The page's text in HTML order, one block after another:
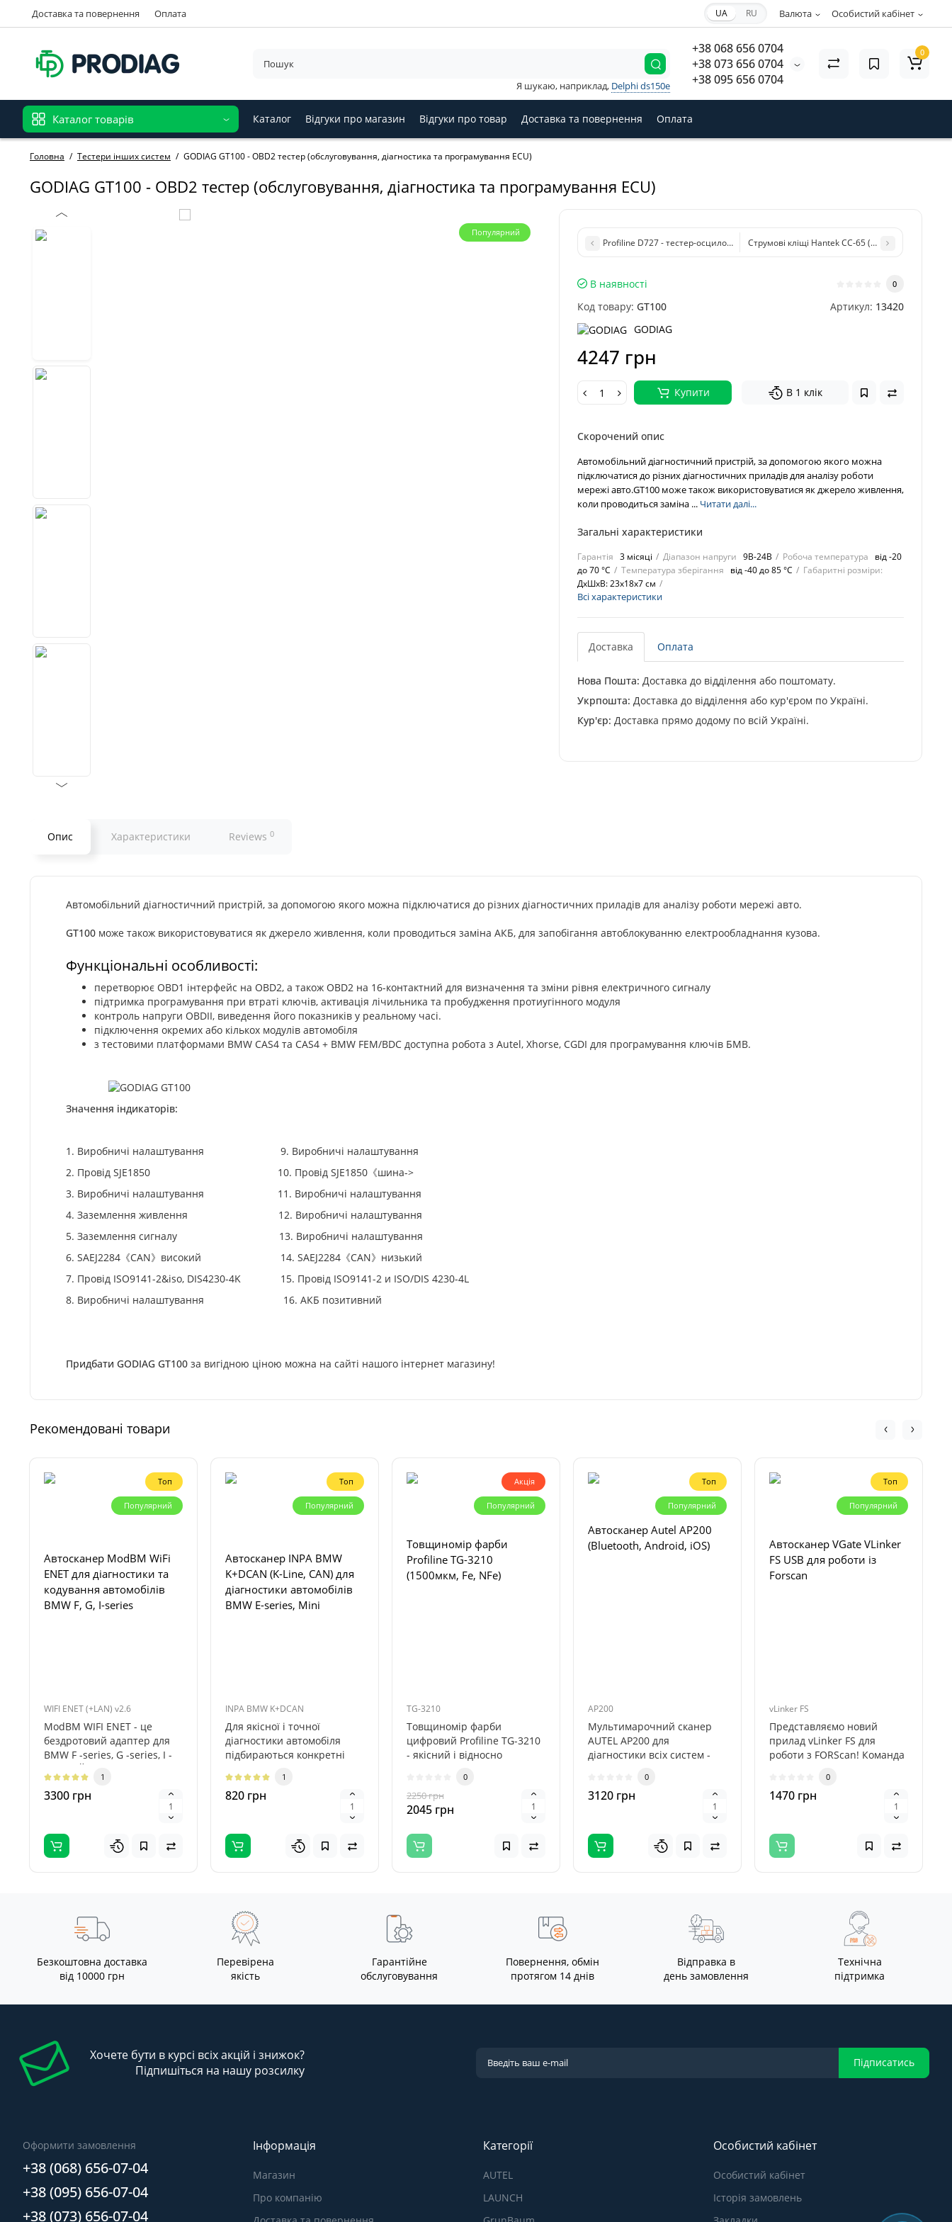
Доставка та повернення Оплата Особистий кабінет
Валюта
UA RU
+38 068 656 0704
+38 073 656 0704
+38 095 656 0704
Я шукаю, наприклад, Delphi ds150e
0
Каталог товарів Каталог Відгуки про магазин Відгуки про товар Доставка та повернення Оплата
Головна Тестери інших систем GODIAG GT100 - OBD2 тестер (обслуговування, діагностика та програмування ECU)
GODIAG GT100 - OBD2 тестер (обслуговування, діагностика та програмування ECU)
Популярний
Profiline D727 - тестер-осцилограф Струмові кліщі Hantek CC-65 (20kHz, 65A) для
В наявності 0
Код товару: GT100 Артикул: 13420
GODIAG
4247 грн
Купити В 1 клік
Скорочений опис
Автомобільний діагностичний пристрій, за допомогою якого можна
підключатися до різних діагностичних приладів для аналізу роботи
мережі авто.GT100 може також використовуватися як джерело живлення,
коли проводиться заміна ... Читати далі...
Загальні характеристики
Гарантія 3 місяці Діапазон напруги 9В-24В Робоча температура
від -20
до 70 °C
Температура зберігання від -40 до 85 °C
Габаритні розміри:
ДхШхВ: 23х18х7 см
Всі характеристики
Доставка Оплата
Нова Пошта: Доставка до відділення або поштомату.
Укрпошта: Доставка до відділення або кур'єром по Україні.
Кур'єр: Доставка прямо додому по всій Україні.
Опис Характеристики Reviews 0
Автомобільний діагностичний пристрій, за допомогою якого можна підключатися до різних діагностичних приладів для аналізу роботи мережі авто.
GT100 може також використовуватися як джерело живлення, коли проводиться заміна АКБ, для запобігання автоблокуванню електрообладнання кузова.
Функціональні особливості:
перетворює OBD1 інтерфейс на OBD2, а також OBD2 на 16-контактний для визначення та зміни рівня електричного сигналу
підтримка програмування при втраті ключів, активація лічильника та пробудження протиугінного модуля
контроль напруги OBDII, виведення його показників у реальному часі.
підключення окремих або кількох модулів автомобіля
з тестовими платформами BMW CAS4 та CAS4 + BMW FEM/BDC доступна робота з Autel, Xhorse, CGDI для програмування ключів БМВ.
Значення індикаторів:
1. Виробничі налаштування 9. Виробничі налаштування
2. Провід SJE1850 10. Провід SJE1850《шина->
3. Виробничі налаштування 11. Виробничі налаштування
4. Заземлення живлення 12. Виробничі налаштування
5. Заземлення сигналу 13. Виробничі налаштування
6. SAEJ2284《CAN》високий 14. SAEJ2284《CAN》низький
7. Провід ISO9141-2&iso, DIS4230-4K 15. Провід ISO9141-2 и ISO/DIS 4230-4L
8. Виробничі налаштування 16. АКБ позитивний
Придбати GODIAG GT100 за вигідною ціною можна на сайті нашого інтернет магазину!
Рекомендовані товари
Топ
Популярний
Автосканер ModBM WiFi
ENET для діагностики та
кодування автомобілів
BMW F, G, I-series
WIFI ENET (+LAN) v2.6
ModBM WIFI ENET - це
бездротовий адаптер для
BMW F -series, G -series, I -
викорис..
1
3300 грн
Топ
Популярний
Автосканер INPA BMW
K+DCAN (K-Line, CAN) для
діагностики автомобілів
BMW E-series, Mini
INPA BMW K+DCAN
Для якісної і точної
діагностики автомобіля
підбираються конкретні
INPA BMW ко..
1
820 грн
Акція
Популярний
Товщиномір фарби
Profiline TG-3210
(1500мкм, Fe, NFe)
TG-3210
Товщиномір фарби
цифровий Profiline TG-3210
- якісний і відносно
відповідний для п..
0
2250 грн
2045 грн
Топ
Популярний
Автосканер Autel AP200
(Bluetooth, Android, iOS)
AP200
Мультимарочний сканер
AUTEL AP200 для
діагностики всіх систем -
транспортних ..
0
3120 грн
Топ
Популярний
Автосканер VGate VLinker
FS USB для роботи із
Forscan
vLinker FS
Представляємо новий
прилад vLinker FS для
роботи з FORScan! Команда
0
1470 грн
Безкоштовна доставка
від 10000 грн
Перевірена
якість
Гарантійне
обслуговування
Повернення, обмін
протягом 14 днів
Відправка в
день замовлення
Технічна
підтримка
Хочете бути в курсі всіх акцій і знижок?
Підпишіться на нашу розсилку
Підписатись
Оформити замовлення
+38 (068) 656-07-04
+38 (095) 656-07-04
+38 (073) 656-07-04
Інформація
Магазин
Про компанію
Категорії
AUTEL
LAUNCH
Особистий кабінет
Особистий кабінет
Історія замовлень